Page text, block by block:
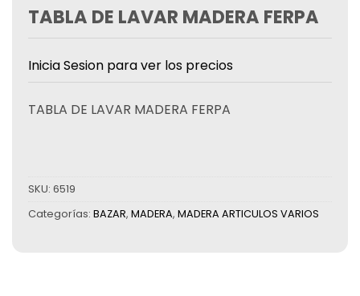
TABLA DE LAVAR MADERA FERPA
Inicia Sesion para ver los precios
TABLA DE LAVAR MADERA FERPA
SKU: 6519
Categorías: BAZAR, MADERA, MADERA ARTICULOS VARIOS